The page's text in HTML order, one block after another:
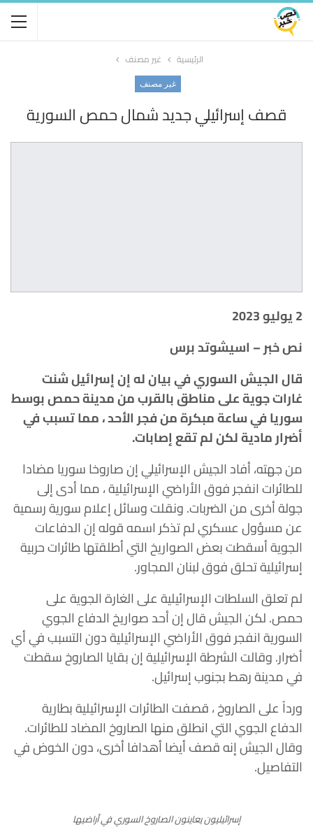
الرئيسية غير مصنف
غير مصنف
قصف إسرائيلي جديد شمال حمص السورية
2 يوليو 2023
نص خبر – اسيشوتد برس
قال الجيش السوري في بيان له إن إسرائيل شنت
غارات جوية على مناطق بالقرب من مدينة حمص بوسط
سوريا في ساعة مبكرة من فجر الأحد ، مما تسبب في
أضرار مادية لكن لم تقع إصابات.
من جهته، أفاد الجيش الإسرائيلي إن صاروخا سوريا مضادا
للطائرات انفجر فوق الأراضي الإسرائيلية ، مما أدى إلى
جولة أخرى من الضربات. ونقلت وسائل إعلام سورية رسمية
عن مسؤول عسكري لم تذكر اسمه قوله إن الدفاعات
الجوية أسقطت بعض الصواريخ التي أطلقتها طائرات حربية
إسرائيلية تحلق فوق لبنان المجاور.
لم تعلق السلطات الإسرائيلية على الغارة الجوية على
حمص. لكن الجيش قال إن أحد صواريخ الدفاع الجوي
السورية انفجر فوق الأراضي الإسرائيلية دون التسبب في أي
أضرار. وقالت الشرطة الإسرائيلية إن بقايا الصاروخ سقطت
في مدينة رهط بجنوب إسرائيل.
ورداً على الصاروخ ، قصفت الطائرات الإسرائيلية بطارية
الدفاع الجوي التي انطلق منها الصاروخ المضاد للطائرات.
وقال الجيش إنه قصف أيضا أهدافا أخرى، دون الخوض في
التفاصيل.
إسرائيليون يعاينون الصاروخ السوري في أراضيها